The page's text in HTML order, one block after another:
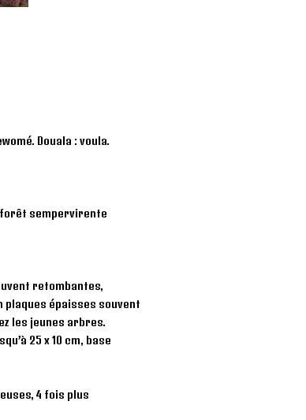
Douala : voula.
forêt sempervirente
retombantes,
épaisses souvent
les jeunes arbres.
25 x 10 cm, base
4 fois plus